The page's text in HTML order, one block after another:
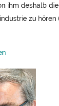
ihm deshalb
zu hören